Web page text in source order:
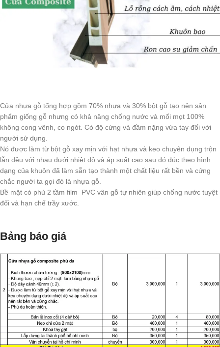
Cửa nhựa gỗ tổng hợp gồm 70% nhựa và 30% bột gỗ tạo nên sản
phẩm giống gỗ nhưng có khả năng chống nước và mối mọt 100%
không cong vênh, co ngót. Có độ cứng và đầm nặng vừa tay đối với
người sử dụng.
Nó được làm từ bột gỗ xay mịn với hạt nhựa và keo chuyên dụng trộn
lẫn đều với nhau dưới nhiệt độ và áp suất cao sau đó đúc theo hình
dạng của khuôn đã làm sẵn tạo thành một chất liệu rất bền và cứng
chắc người ta gọi đó là nhựa gỗ.
Bề mặt có phủ 2 tầm film PVC vân gỗ tự nhiên giúp chống nước tuyệt
đối và hạn chế trầy xước.
Bảng báo giá